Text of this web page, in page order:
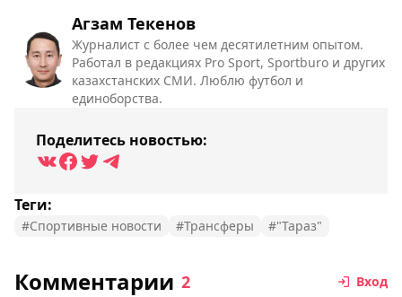
Агзам Текенов
Журналист с более чем десятилетним опытом.
Работал в редакциях Pro Sport, Sportburo и других
казахстанских СМИ. Люблю футбол и
единоборства.
Поделитесь новостью:
Теги:
#Спортивные новости #Трансферы #"Тараз"
Комментарии 2 Вход